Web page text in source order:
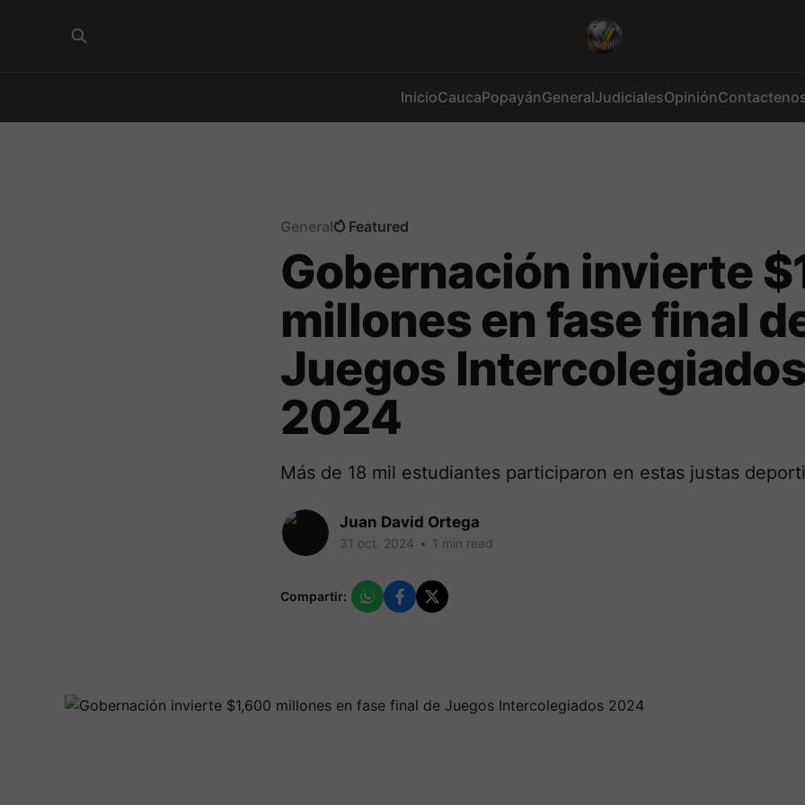
InicioCaucaPopayánGeneralJudicialesOpinión
General Featured
Gobernación invierte
millones en fase final
Juegos Intercolegiados
2024
Más de 18 mil estudiantes participaron en estas justas
Juan David Ortega
31 oct. 2024 • 1 min read
Compartir: